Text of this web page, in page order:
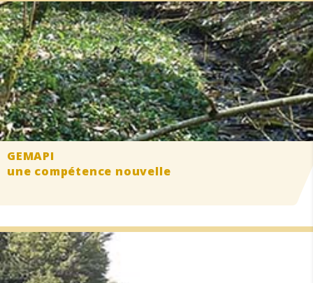
GEMAPI
une compétence nouvelle